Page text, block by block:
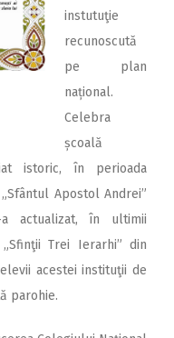
instutuţie
recunoscută
pe plan
național.
Celebra
școală
istoric, în perioada
Apostol Andrei”
actualizat, în ultimii
Trei Ierarhi” din
acestei instituţii de
parohie.